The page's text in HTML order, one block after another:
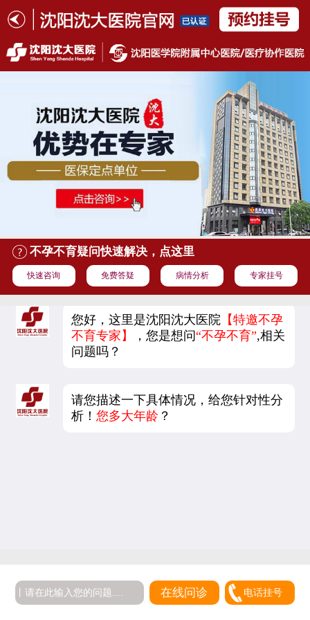
不孕不育疑问快速解决，点这里
快速咨询 免费答疑 病情分析 专家挂号
您好，这里是沈阳沈大医院 【特邀不孕
不育专家】
，您是想问“不孕不育”,相关
问题吗？
请您描述一下具体情况，给您针对性分
析！您多大年龄 ？
在线问诊 电话挂号